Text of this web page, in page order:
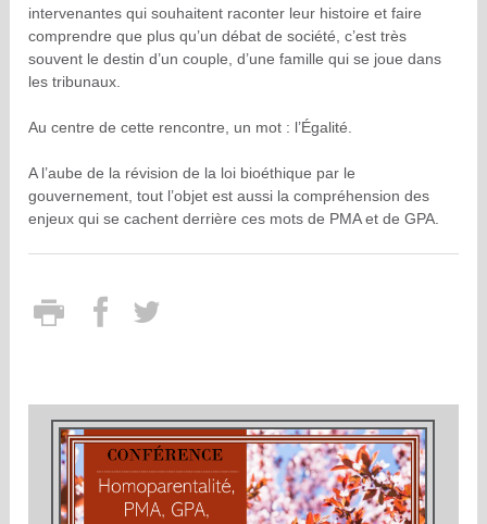
intervenantes qui souhaitent raconter leur histoire et faire
comprendre que plus qu’un débat de société, c’est très
souvent le destin d’un couple, d’une famille qui se joue dans
les tribunaux.
Au centre de cette rencontre, un mot : l’Égalité.
A l’aube de la révision de la loi bioéthique par le
gouvernement, tout l’objet est aussi la compréhension des
enjeux qui se cachent derrière ces mots de PMA et de GPA.